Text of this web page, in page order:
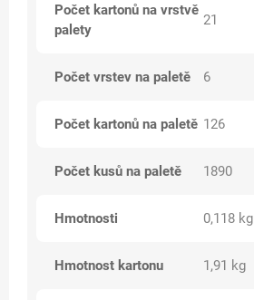
Počet kartonů na vrstvě
palety
21
Počet vrstev na paletě 6
Počet kartonů na paletě 126
Počet kusů na paletě 1890
Hmotnosti 0,118 kg
Hmotnost kartonu 1,91 kg